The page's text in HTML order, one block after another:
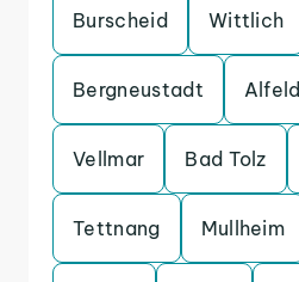
Burscheid Wittlich
Bergneustadt Alfeld
Vellmar Bad Tolz
Tettnang Mullheim